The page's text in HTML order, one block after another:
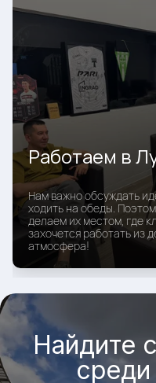
Работаем в
Нам важно обсуждать
ходить на обеды.
делаем их местом, где
захочется работать из
атмосфера!
Найдите